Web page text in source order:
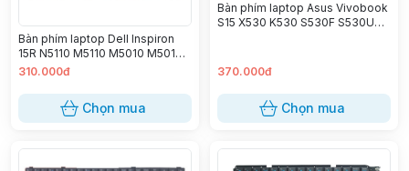
Bàn phím laptop Dell Inspiron
15R N5110 M5110 M5010 M501Z
M511R
310.000đ
Chọn mua
Bàn phím laptop Asus Vivobook
S15 X530 K530 S530F S530UA
(Màu Bạc Zin)
370.000đ
Chọn mua